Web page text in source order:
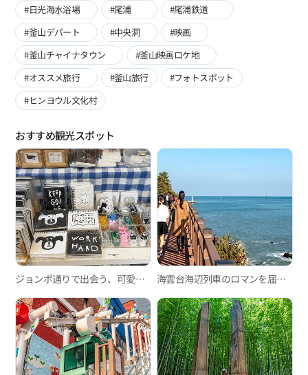
#日光海水浴場
#尾浦
#尾浦鉄道
#釜山デパート
#中央洞
#映画
#釜山チャイナタウン
#釜山映画ロケ地
#オススメ旅行
#釜山旅行
#フォトスポット
#ヒンヨウル文化村
おすすめ観光スポット
ジョンポ通りで出会う、可愛い雑貨ショップ巡り 海雲台海辺列車のロマンを届ける釜山グリーンレールウェイ散策路